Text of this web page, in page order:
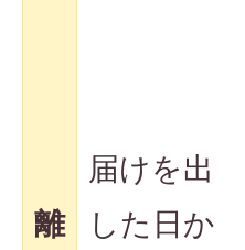
離
届けを出
した日か